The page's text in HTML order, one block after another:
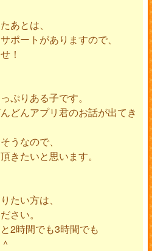
あとは、
ポートがありますので、
！
ぷりある子です。
どんアプリ君のお話が出てき
うなので、
きたいと思います。
たい方は、
さい。
2時間でも3時間でも